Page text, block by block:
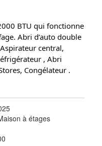
BTU qui fonctionne
Abri d’auto double
central,
, Abri
Congélateur .
à étages